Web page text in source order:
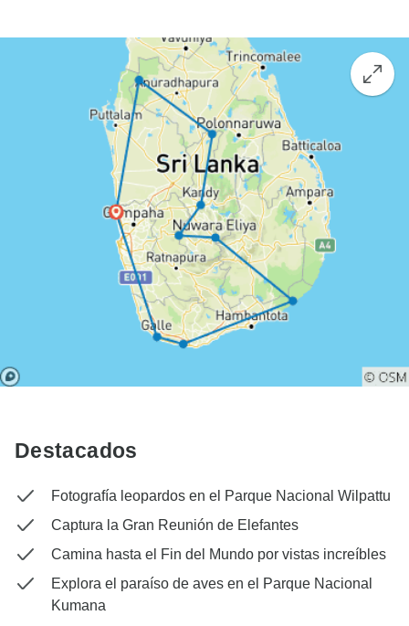
Destacados
Fotografía leopardos en el Parque Nacional Wilpattu
Captura la Gran Reunión de Elefantes
Camina hasta el Fin del Mundo por vistas increíbles
Explora el paraíso de aves en el Parque Nacional
Kumana